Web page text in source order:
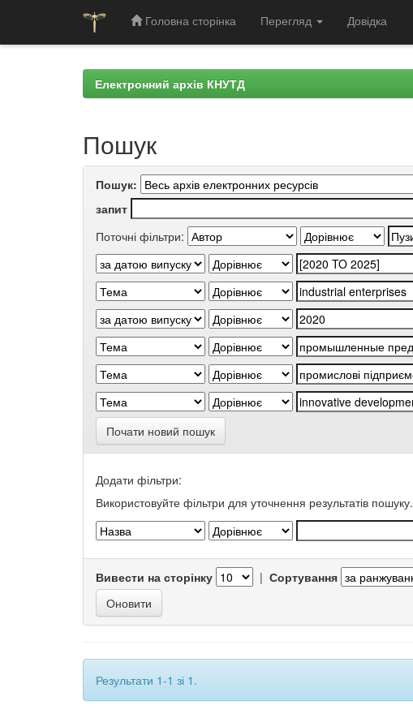
Головна сторінка Перегляд Довідка
Електронний архів КНУТД
Пошук
Пошук:
запит
Поточні фільтри:
Почати новий пошук
Додати фільтри:
Використовуйте фільтри для уточнення результатів пошуку.
Вивести на сторінку | Сортування
Результати 1-1 зі 1.